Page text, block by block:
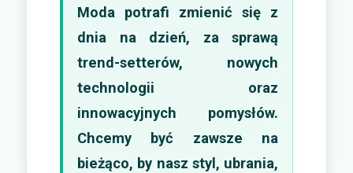
Moda potrafi zmienić się z
dnia na dzień, za sprawą
trend-setterów, nowych
technologii oraz
innowacyjnych pomysłów.
Chcemy być zawsze na
bieżąco, by nasz styl, ubrania,